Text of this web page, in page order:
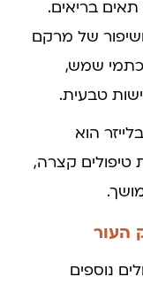
בריאים.
של מרקם
שמש,
טבעית.
הוא
טיפולים קצרה,
העור
נוספים